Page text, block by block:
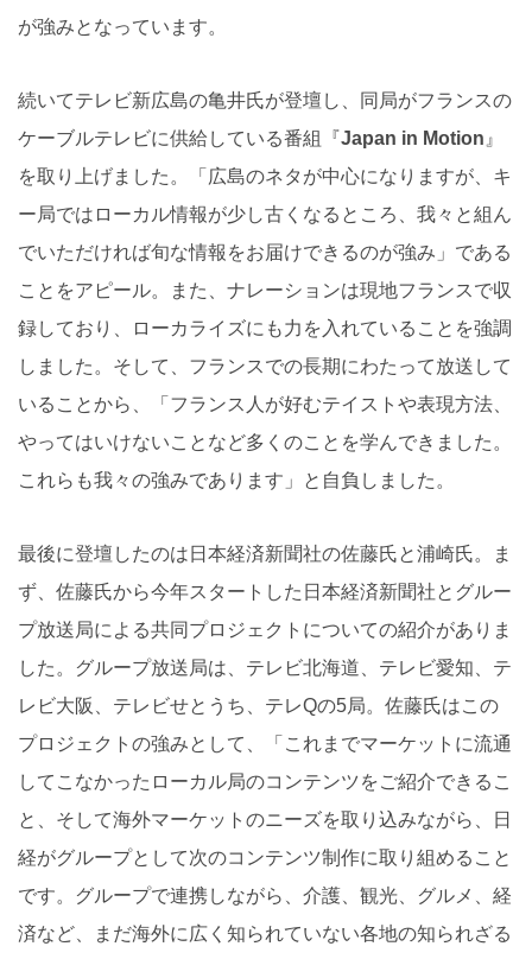
が強みとなっています。
続いてテレビ新広島の亀井氏が登壇し、同局がフランスの
ケーブルテレビに供給している番組『Japan in Motion 』
を取り上げました。「広島のネタが中心になりますが、キ
ー局ではローカル情報が少し古くなるところ、我々と組ん
でいただければ旬な情報をお届けできるのが強み」である
ことをアピール。また、ナレーションは現地フランスで収
録しており、ローカライズにも力を入れていることを強調
しました。そして、フランスでの長期にわたって放送して
いることから、「フランス人が好むテイストや表現方法、
やってはいけないことなど多くのことを学んできました。
これらも我々の強みであります」と自負しました。
最後に登壇したのは日本経済新聞社の佐藤氏と浦崎氏。ま
ず、佐藤氏から今年スタートした日本経済新聞社とグルー
プ放送局による共同プロジェクトについての紹介がありま
した。グループ放送局は、テレビ北海道、テレビ愛知、テ
レビ大阪、テレビせとうち、テレQの5局。佐藤氏はこの
プロジェクトの強みとして、「これまでマーケットに流通
してこなかったローカル局のコンテンツをご紹介できるこ
と、そして海外マーケットのニーズを取り込みながら、日
経がグループとして次のコンテンツ制作に取り組めること
です。グループで連携しながら、介護、観光、グルメ、経
済など、まだ海外に広く知られていない各地の知られざる